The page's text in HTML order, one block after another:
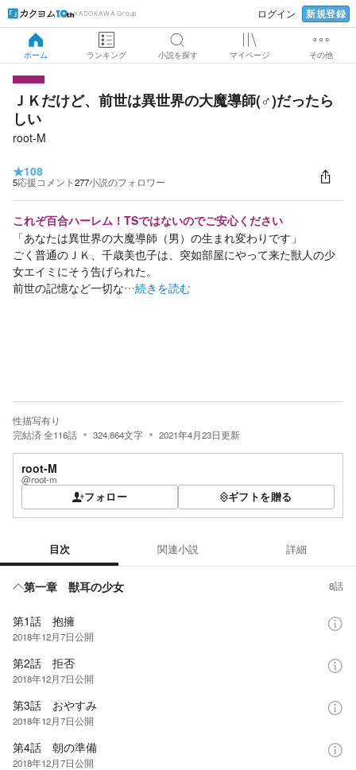
KADOKAWA Group ログイン 新規登録
ホーム ランキング 小説を探す マイページ その他
ＪＫだけど、前世は異世界の大魔導師(♂)だったら
しい
root-M
★108
5応援コメント277小説のフォロワー
これぞ百合ハーレム！TSではないのでご安心ください
「あなたは異世界の大魔導師（男）の生まれ変わりです」
ごく普通のＪＫ、千歳美也子は、突如部屋にやって来た獣人の少
女エイミにそう告げられた。
前世の記憶など一切な…続きを読む
性描写有り
完結済全116話 324,864文字 2021年4月23日更新
root-M
@root-m
フォロー ギフトを贈る
目次 関連小説 詳細
第一章 獣耳の少女 8話
第1話 抱擁
2018年12月7日公開
第2話 拒否
2018年12月7日公開
第3話 おやすみ
2018年12月7日公開
第4話 朝の準備
2018年12月7日公開